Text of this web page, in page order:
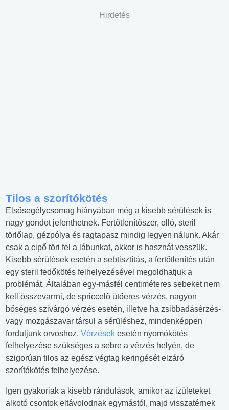
Hirdetés
Tilos a szorítókötés
Elsősegélycsomag hiányában még a kisebb sérülések is
nagy gondot jelenthetnek. Fertőtlenítőszer, olló, steril
törlőlap, gézpólya és ragtapasz mindig legyen nálunk. Akár
csak a cipő töri fel a lábunkat, akkor is hasznát vesszük.
Kisebb sérülések esetén a sebtisztítás, a fertőtlenítés után
egy steril fedőkötés felhelyezésével megoldhatjuk a
problémát. Általában egy-másfél centiméteres sebeket nem
kell összevarrni, de spriccelő ütőeres vérzés, nagyon
bőséges szivárgó vérzés esetén, illetve ha zsibbadásérzés-
vagy mozgászavar társul a sérüléshez, mindenképpen
forduljunk orvoshoz. Vérzések esetén nyomókötés
felhelyezése szükséges a sebre a vérzés helyén, de
szigorúan tilos az egész végtag keringését elzáró
szorítókötés felhelyezése.
Igen gyakoriak a kisebb rándulások, amikor az izületeket
alkotó csontok eltávolodnak egymástól, majd visszatérnek